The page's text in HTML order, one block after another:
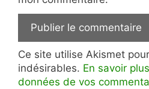
Ce site utilise Akismet
indésirables. En savoir
données de vos